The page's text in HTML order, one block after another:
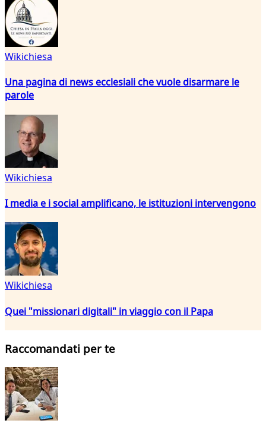
Wikichiesa
Una pagina di news ecclesiali che vuole disarmare le
parole
Wikichiesa
I media e i social amplificano, le istituzioni intervengono
Wikichiesa
Quei "missionari digitali" in viaggio con il Papa
Raccomandati per te